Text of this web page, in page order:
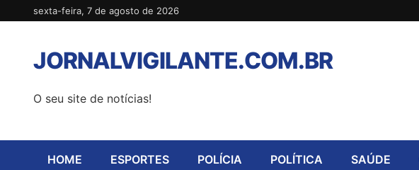
para
conteúdo
sexta-feira, 7 de agosto de 2026
JORNALVIGILANTE.COM.BR
O seu site de notícias!
HOME ESPORTES POLÍCIA POLÍTICA SAÚDE